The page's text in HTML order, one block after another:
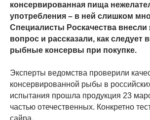
консервированная пища
употребления – в ней слишком
Специалисты Роскачества внесли
вопрос и рассказали, как следует
рыбные консервы при покупке.
Эксперты ведомства проверили
консервированной рыбы в
испытания прошла продукция 23
частью отечественных. Конкретно